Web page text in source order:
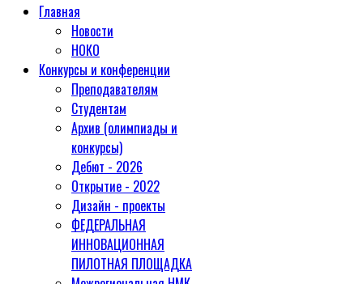
Главная
Новости
НОКО
Конкурсы и конференции
Преподавателям
Студентам
Архив (олимпиады и
конкурсы)
Дебют - 2026
Открытие - 2022
Дизайн - проекты
ФЕДЕРАЛЬНАЯ
ИННОВАЦИОННАЯ
ПИЛОТНАЯ ПЛОЩАДКА